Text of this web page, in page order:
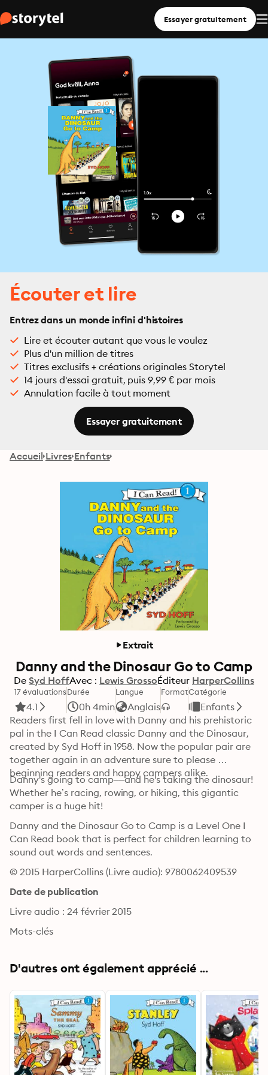
Essayer gratuitement
Écouter et lire
Entrez dans un monde infini d'histoires
Lire et écouter autant que vous le voulez
Plus d'un million de titres
Titres exclusifs + créations originales Storytel
14 jours d'essai gratuit, puis 9,99 € par mois
Annulation facile à tout moment
Essayer gratuitement
Accueil Livres Enfants
Extrait
Danny and the Dinosaur Go to Camp
De Syd HoffAvec : Lewis GrossoÉditeur HarperCollins
17 évaluations
4.1
Durée
0h 4min
Langue
Anglais
FormatCatégorie
Enfants
Readers first fell in love with Danny and his prehistoric
pal in the I Can Read classic Danny and the Dinosaur,
created by Syd Hoff in 1958. Now the popular pair are
together again in an adventure sure to please
beginning readers and happy campers alike.
Danny's going to camp––and he's taking the dinosaur!
Whether he’s racing, rowing, or hiking, this gigantic
Danny and the Dinosaur Go to Camp is a Level One I
Can Read book that is perfect for children learning to
sound out words and sentences.
© 2015 HarperCollins (Livre audio): 9780062409539
Date de publication
Livre audio : 24 février 2015
Mots-clés
D'autres ont également apprécié ...